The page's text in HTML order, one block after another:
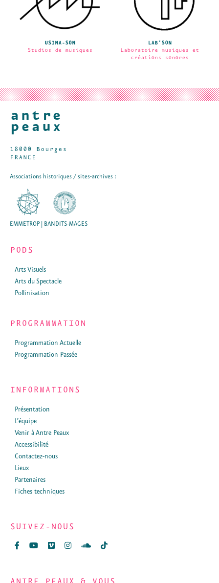
USINA-SON
Studios de musiques
LAB’SON
Laboratoire musiques et
créations sonores
18000 Bourges
FRANCE
Associations historiques / sites-archives :
EMMETROP | BANDITS-MAGES
PODS
Arts Visuels
Arts du Spectacle
Pollinisation
PROGRAMMATION
Programmation Actuelle
Programmation Passée
INFORMATIONS
Présentation
L’équipe
Venir à Antre Peaux
Accessibilité
Contactez-nous
Lieux
Partenaires
Fiches techniques
SUIVEZ-NOUS